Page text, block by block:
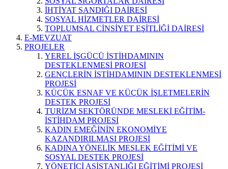
İHTİYAT SANDIĞI DAİRESİ
SOSYAL HİZMETLER DAİRESİ
TOPLUMSAL CİNSİYET EŞİTLİĞİ DAİRESİ
E-MEVZUAT
PROJELER
YEREL İŞGÜCÜ İSTİHDAMININ
DESTEKLENMESİ PROJESİ
GENÇLERİN İSTİHDAMININ DESTEKLENMESİ
PROJESİ
KÜÇÜK ESNAF VE KÜÇÜK İŞLETMELERİN
DESTEK PROJESİ
TURİZM SEKTÖRÜNDE MESLEKİ EĞİTİM-
İSTİHDAM PROJESİ
KADIN EMEĞİNİN EKONOMİYE
KAZANDIRILMASI PROJESİ
KADINA YÖNELİK MESLEK EĞİTİMİ VE
SOSYAL DESTEK PROJESİ
YÖNETİCİ ASİSTANLIĞI EĞİTİMİ PROJESİ